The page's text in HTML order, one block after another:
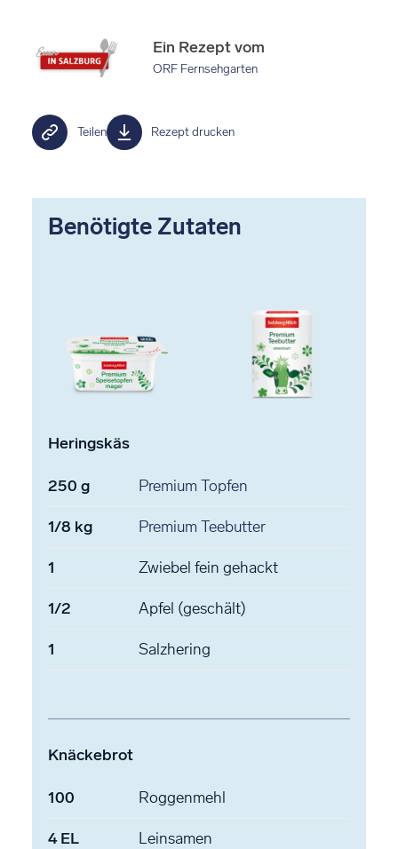
Ein Rezept vom
ORF Fernsehgarten
Teilen Rezept drucken
Benötigte Zutaten
Heringskäs
250 g Premium Topfen
1/8 kg Premium Teebutter
1 Zwiebel fein gehackt
1/2 Apfel (geschält)
1 Salzhering
Knäckebrot
100 Roggenmehl
4EL Leinsamen